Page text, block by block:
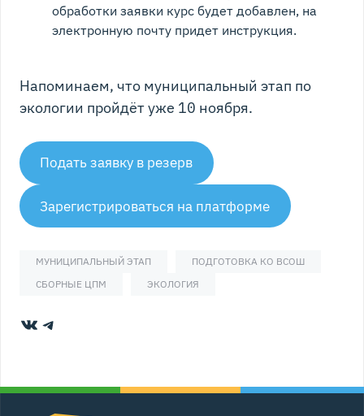
обработки заявки курс будет добавлен, на
электронную почту придет инструкция.
Напоминаем, что муниципальный этап по
экологии пройдёт уже 10 ноября.
Подать заявку в резерв
Зарегистрироваться на платформе
МУНИЦИПАЛЬНЫЙ ЭТАП
ПОДГОТОВКА КО ВСОШ
СБОРНЫЕ ЦПМ
ЭКОЛОГИЯ
ВКонтакте
Telegram